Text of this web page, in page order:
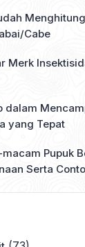
Cabe
Merk
dalam
yang Tepat
Pupuk
Serta